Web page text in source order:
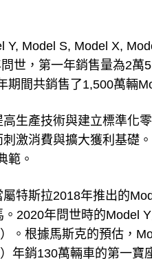
Y, Model S, Model X,
世，第一年銷售量為2
間共銷售了1,500萬輛
生產技術與建立標準化
激消費與擴大獲利基礎
範。
特斯拉2018年推出的
2020年問世時的Model
。根據馬斯克的預估，
年銷130萬輛車的第一寶